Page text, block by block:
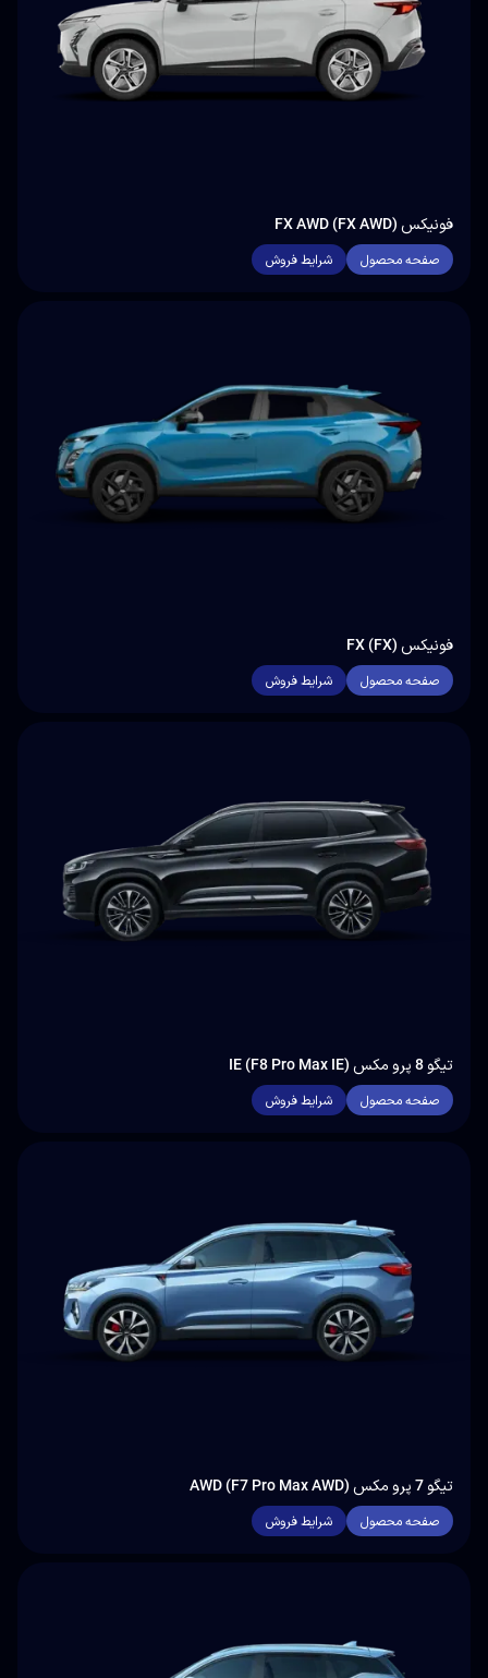
فونیکس FX AWD (FX AWD)
صفحه محصول شرایط فروش
فونیکس FX (FX)
صفحه محصول شرایط فروش
تیگو 8 پرو مکس IE (F8 Pro Max IE)
صفحه محصول شرایط فروش
تیگو 7 پرو مکس AWD (F7 Pro Max AWD)
صفحه محصول شرایط فروش